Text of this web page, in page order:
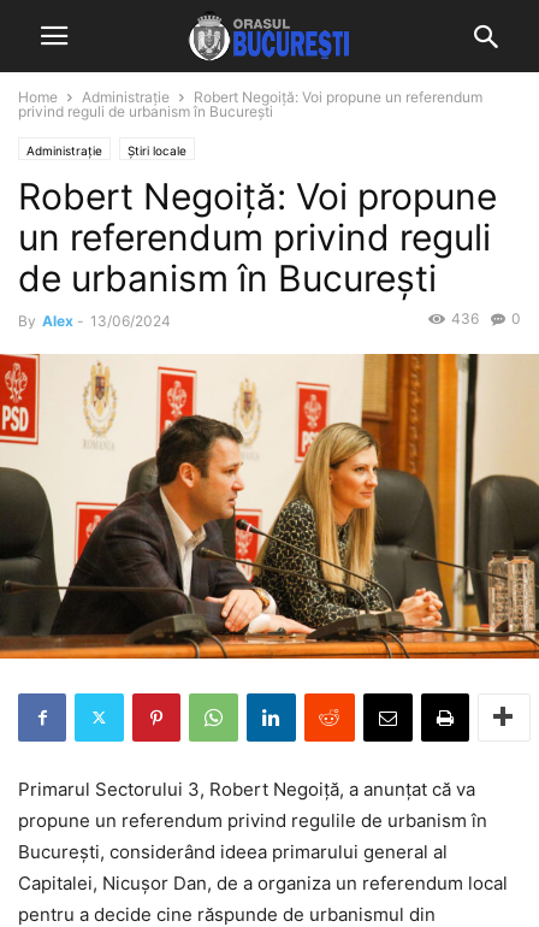
Home Administrație
Robert Negoiţă: Voi propune un referendum
privind reguli de urbanism în Bucureşti
Administrație Știri locale
Robert Negoiţă: Voi propune
un referendum privind reguli
de urbanism în Bucureşti
By Alex - 13/06/2024 0
436
Primarul Sectorului 3, Robert Negoiță, a anunțat că va
propune un referendum privind regulile de urbanism în
București, considerând ideea primarului general al
Capitalei, Nicușor Dan, de a organiza un referendum local
pentru a decide cine răspunde de urbanismul din